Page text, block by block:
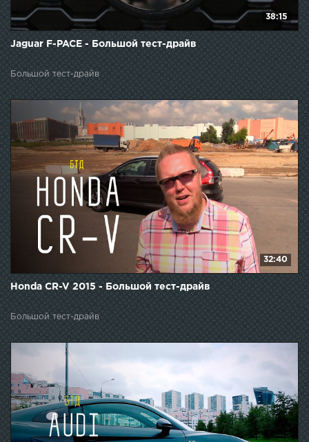
38:15
Jaguar F-PACE - Большой тест-драйв
Большой тест-драйв
32:40
Honda CR-V 2015 - Большой тест-драйв
Большой тест-драйв